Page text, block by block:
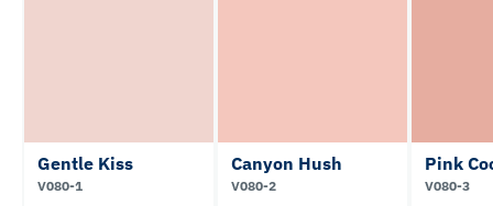
Gentle Kiss
V080-1
Canyon Hush
V080-2
Pink
V080-3